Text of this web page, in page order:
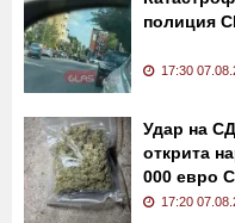
полиция
17:30
Удар на
открита
000 евро
17:20